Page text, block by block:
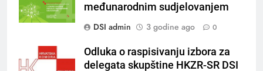
međunarodnim sudjelovanjem
DSI admin
3 godine ago 0
Odluka o raspisivanju izbora za
delegata skupštine HKZR-SR DSI